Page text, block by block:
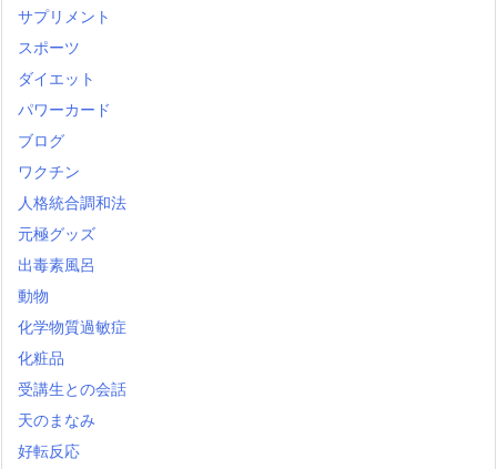
サプリメント
スポーツ
ダイエット
パワーカード
ブログ
ワクチン
人格統合調和法
元極グッズ
出毒素風呂
動物
化学物質過敏症
化粧品
受講生との会話
天のまなみ
好転反応